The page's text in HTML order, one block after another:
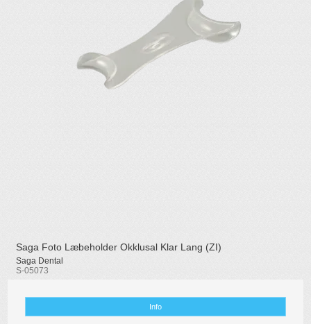
Saga Foto Læbeholder Okklusal Klar Lang (ZI)
Saga Dental
S-05073
Info